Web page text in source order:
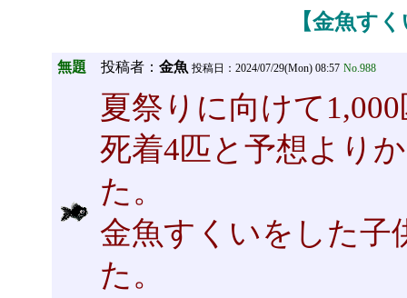
【金魚す
無題 投稿者： 金魚 投稿日：2024/07/29(Mon) 08:57 No.988
夏祭りに向けて
死着4匹と予想より
た。
金魚すくいをした子
た。